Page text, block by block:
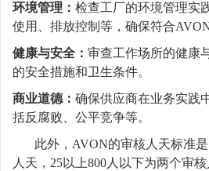
环境管理： 检查工厂的环境管理实
使用、排放控制等，确保符合
健康与安全： 审查工作场所的健康
的安全措施和卫生条件。
商业道德： 确保供应商在业务实践
括反腐败、公平竞争等。
此外，AVON的审核人天标准
人天，25以上800人以下为两个审